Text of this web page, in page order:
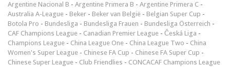
Argentine Nacional B - Argentine Primera B - Argentine Primera C -
Australia A-League - Beker - Beker van België - Belgian Super Cup -
Botola Pro - Bundesliga - Bundesliga Frauen - Bundesliga Österreich -
CAF Champions League - Canadian Premier League - Česká Liga -
Champions League - China League One - China League Two - China
Women's Super League - Chinese FA Cup - Chinese FA Super Cup -
Chinese Super League - Club Friendlies - CONCACAF Champions League